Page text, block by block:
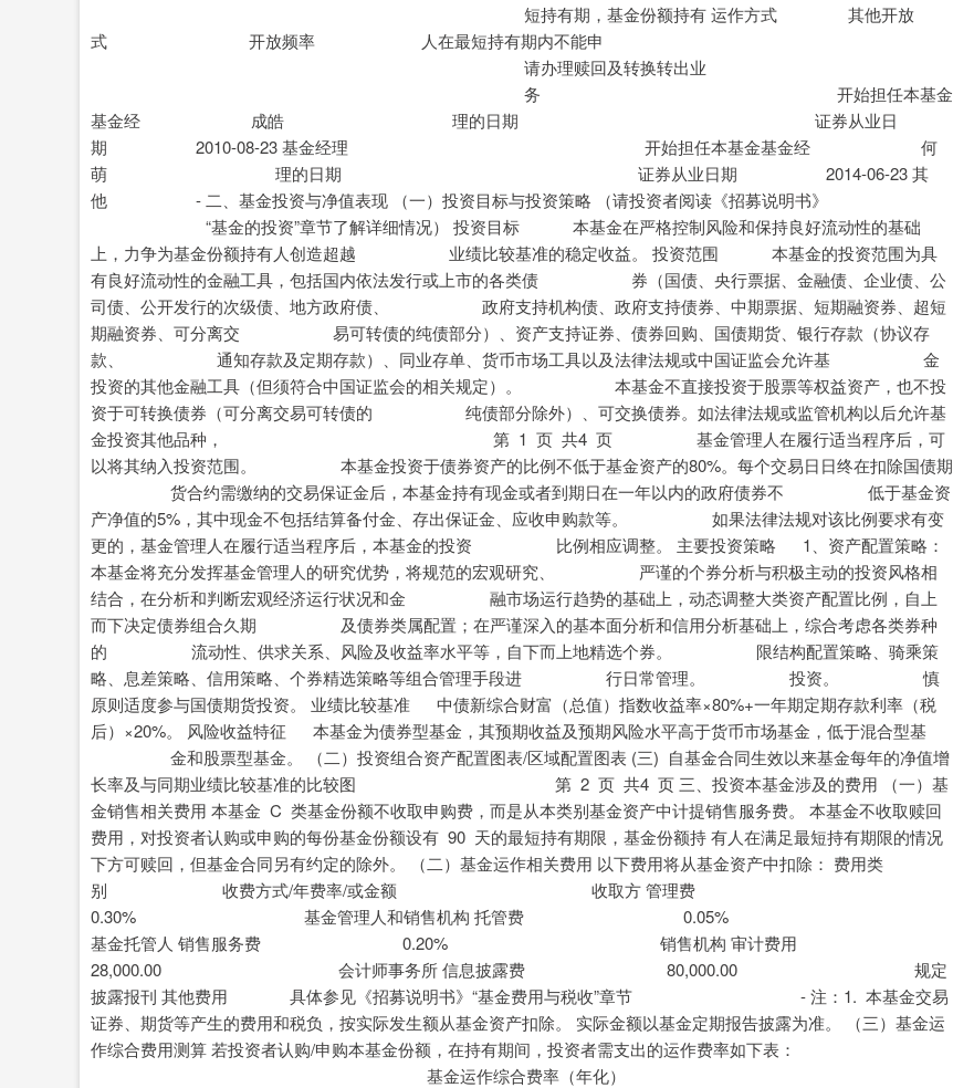
短持有期，基金份额持有 运作方式 其他开放
式 开放频率 人在最短持有期内不能申
请办理赎回及转换转出业
务 开始担任本基金
基金经 成皓 理的日期 证券从业日
期 2010-08-23 基金经理 开始担任本基金基金经 何
萌 理的日期 证券从业日期 2014-06-23 其
他 - 二、基金投资与净值表现 （一）投资目标与投资策略 （请投资者阅读《招募说明书》
“基金的投资”章节了解详细情况） 投资目标 本基金在严格控制风险和保持良好流动性的基础
上，力争为基金份额持有人创造超越 业绩比较基准的稳定收益。 投资范围 本基金的投资范围为具
有良好流动性的金融工具，包括国内依法发行或上市的各类债 券（国债、央行票据、金融债、企业债、公
司债、公开发行的次级债、地方政府债、 政府支持机构债、政府支持债券、中期票据、短期融资券、超短
期融资券、可分离交 易可转债的纯债部分）、资产支持证券、债券回购、国债期货、银行存款（协议存
款、 通知存款及定期存款）、同业存单、货币市场工具以及法律法规或中国证监会允许基 金
投资的其他金融工具（但须符合中国证监会的相关规定）。 本基金不直接投资于股票等权益资产，也不投
资于可转换债券（可分离交易可转债的 纯债部分除外）、可交换债券。如法律法规或监管机构以后允许基
金投资其他品种， 第 1 页 共4 页 基金管理人在履行适当程序后，可
以将其纳入投资范围。 本基金投资于债券资产的比例不低于基金资产的80%。每个交易日日终在扣除国债期
货合约需缴纳的交易保证金后，本基金持有现金或者到期日在一年以内的政府债券不 低于基金资
产净值的5%，其中现金不包括结算备付金、存出保证金、应收申购款等。 如果法律法规对该比例要求有变
更的，基金管理人在履行适当程序后，本基金的投资 比例相应调整。 主要投资策略 1、资产配置策略：
本基金将充分发挥基金管理人的研究优势，将规范的宏观研究、 严谨的个券分析与积极主动的投资风格相
结合，在分析和判断宏观经济运行状况和金 融市场运行趋势的基础上，动态调整大类资产配置比例，自上
而下决定债券组合久期 及债券类属配置；在严谨深入的基本面分析和信用分析基础上，综合考虑各类券种
的 流动性、供求关系、风险及收益率水平等，自下而上地精选个券。 限结构配置策略、骑乘策
略、息差策略、信用策略、个券精选策略等组合管理手段进 行日常管理。 投资。 慎
原则适度参与国债期货投资。 业绩比较基准 中债新综合财富（总值）指数收益率×80%+一年期定期存款利率（税
后）×20%。 风险收益特征 本基金为债券型基金，其预期收益及预期风险水平高于货币市场基金，低于混合型基
金和股票型基金。 （二）投资组合资产配置图表/区域配置图表 (三) 自基金合同生效以来基金每年的净值增
长率及与同期业绩比较基准的比较图 第 2 页 共4 页 三、投资本基金涉及的费用 （一）基
金销售相关费用 本基金 C 类基金份额不收取申购费，而是从本类别基金资产中计提销售服务费。 本基金不收取赎回
费用，对投资者认购或申购的每份基金份额设有 90 天的最短持有期限，基金份额持 有人在满足最短持有期限的情况
下方可赎回，但基金合同另有约定的除外。 （二）基金运作相关费用 以下费用将从基金资产中扣除： 费用类
别 收费方式/年费率/或金额 收取方 管理费
0.30% 基金管理人和销售机构 托管费 0.05%
基金托管人 销售服务费 0.20% 销售机构 审计费用
28,000.00 会计师事务所 信息披露费 80,000.00 规定
披露报刊 其他费用 具体参见《招募说明书》“基金费用与税收”章节 - 注：1. 本基金交易
证券、期货等产生的费用和税负，按实际发生额从基金资产扣除。 实际金额以基金定期报告披露为准。 （三）基金运
作综合费用测算 若投资者认购/申购本基金份额，在持有期间，投资者需支出的运作费率如下表：
基金运作综合费率（年化）